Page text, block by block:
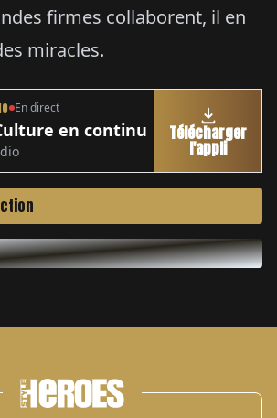
firmes collaborent, il en
miracles.
En direct
en continu Télécharger
l'appli